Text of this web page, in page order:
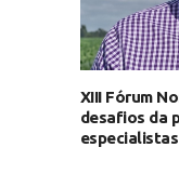
XIII Fórum
desafios da
especialistas